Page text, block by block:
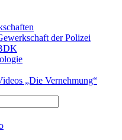
der Polizei
„Die Vernehmung“